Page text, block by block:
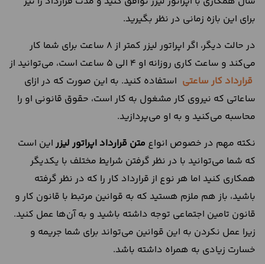
برای این بازه زمانی در نظر بگیرید.
در حالت دیگر، اگر اپراتور لیزر کمتر از 8 ساعت برای شما کار
می‌کند و ساعت کاری روزانه او 4 الی 5 ساعت است، می‌توانید از
قرارداد کار ساعتی استفاده کنید. به این صورت که در ازای
ساعاتی که نیروی کار مشغول به کار است، حقوق قانونی او را
محاسبه می‌کنید و به او می‌پردازید.
نکته مهم در خصوص انواع متن قرارداد اپراتور لیزر این است
که شما می‌توانید با در نظر گرفتن شرایط مختلف با یکدیگر
همکاری کنید اما هر نوع از قرارداد کار را که در نظر گرفته
باشید، باز هم ملزم هستید که به قوانین مرتبط با قانون کار و
قانون تامین اجتماعی توجه داشته باشید و به آن‌ها عمل کنید.
زیرا عمل نکردن به این قوانین می‌تواند برای شما جریمه و
خسارت زیادی به همراه داشته باشد.